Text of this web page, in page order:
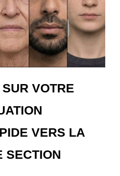
VOTRE
VERS LA
SECTION